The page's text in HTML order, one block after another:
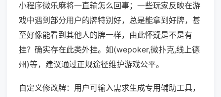
小程序微乐麻将一直输怎么回事；一些玩家反映在游
戏中遇到部分用户的牌特别好，总是能拿到好牌，甚
至好像能看到其他人的牌一样，由此怀疑是不是有
挂？确实存在此类外挂。如(wepoker,微扑克,线上德
州)等，建议通过正规途径维护游戏公平。
自定义修改牌：用户可输入需求生成专用辅助工具，